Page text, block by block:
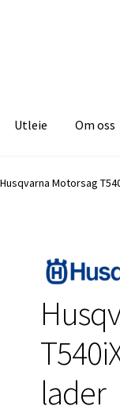
Utleie Om oss
Husqvarna Motorsag
lader